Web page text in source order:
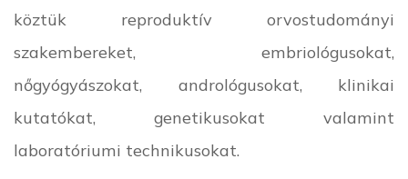
köztük reproduktív orvostudományi
szakembereket, embriológusokat,
nőgyógyászokat, andrológusokat, klinikai
kutatókat, genetikusokat valamint
laboratóriumi technikusokat.